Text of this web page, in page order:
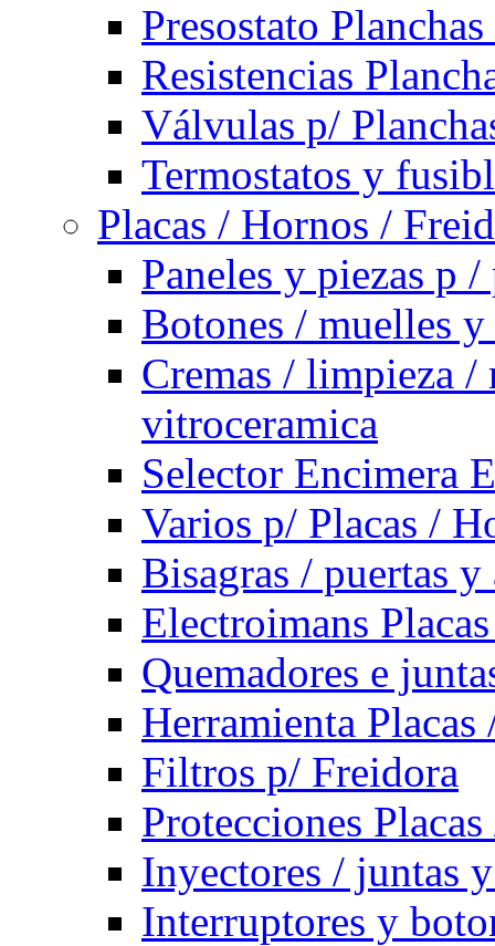
Presostato
Resistencias
Válvulas p/
Termostatos y
Placas / Hornos /
Paneles y piezas p
Botones / muelles
Cremas / limpieza /
vitroceramica
Selector Encimera
Varios p/ Placas /
Bisagras / puertas y
Electroimans
Quemadores e
Herramienta
Filtros p/ Freidora
Protecciones
Inyectores / juntas
Interruptores y